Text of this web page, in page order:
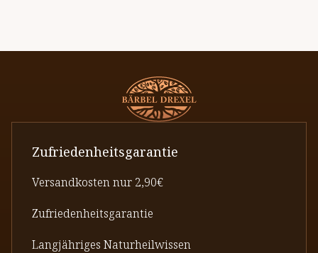
Zufriedenheitsgarantie
Versandkosten nur 2,90€
Zufriedenheitsgarantie
Langjähriges Naturheilwissen